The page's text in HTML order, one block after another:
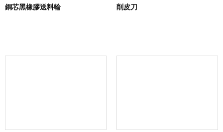
銅芯黑橡膠送料輪 削皮刀